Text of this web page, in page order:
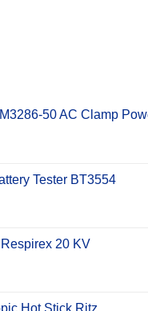
50 AC Clamp
Tester BT3554
20 KV